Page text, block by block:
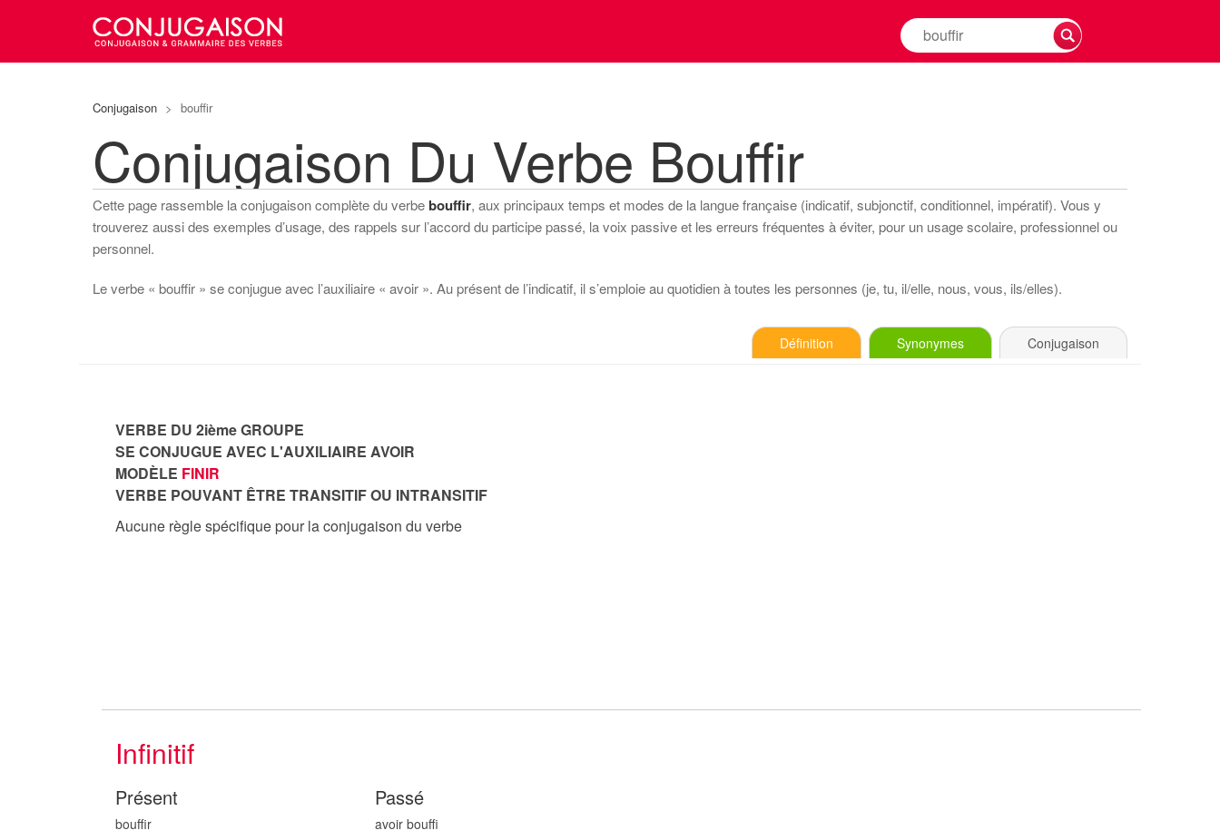
Rechercher
la
Conjugaison > bouffir
Conjugaison Du Verbe Bouffir
Cette page rassemble la conjugaison complète du verbebouffir, aux principaux temps et modes de la langue française (indicatif, subjonctif, conditionnel, impératif). Vous y
trouverez aussi des exemples d’usage, des rappels sur l’accord du participe passé, la voix passive et les erreurs fréquentes à éviter, pour un usage scolaire, professionnel ou
personnel.
Le verbe « bouffir » se conjugue avec l’auxiliaire « avoir ». Au présent de l’indicatif, il s’emploie au quotidien à toutes les personnes (je, tu, il/elle, nous, vous, ils/elles).
Définition Synonymes Conjugaison
VERBE DU 2ième GROUPE
SE CONJUGUE AVEC L'AUXILIAIRE AVOIR
MODÈLE FINIR
VERBE POUVANT ÊTRE TRANSITIF OU INTRANSITIF
Aucune règle spécifique pour la conjugaison du verbe
Infinitif
Présent
bouffir
Passé
avoir bouff